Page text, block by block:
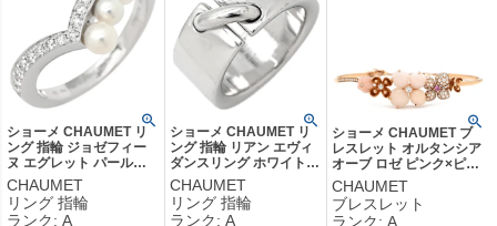
ショーメ CHAUMET リ
ング 指輪 ジョゼフィー
ヌ エグレット パールホ
ワイト×ホワイトゴール
ド #56(JP16) 白 あこや
パール ダイヤ パヴェ
CHAUMET
リング 指輪
ランク: A
ショーメ CHAUMET リ
ング 指輪 リアン エヴィ
ダンスリング ホワイトゴ
ールド Liens 750 WG
18K 18金 12.5号 【中
古】中古美品
CHAUMET
リング 指輪
ランク: A
ショーメ CHAUMET ブ
レスレット オルタンシア
オーブ ロゼ ピンク×ピン
クゴールド ピンク 750
PG ダイヤ サファイア オ
パール エンジェルスキン
CHAUMET
ブレスレット
ランク: A